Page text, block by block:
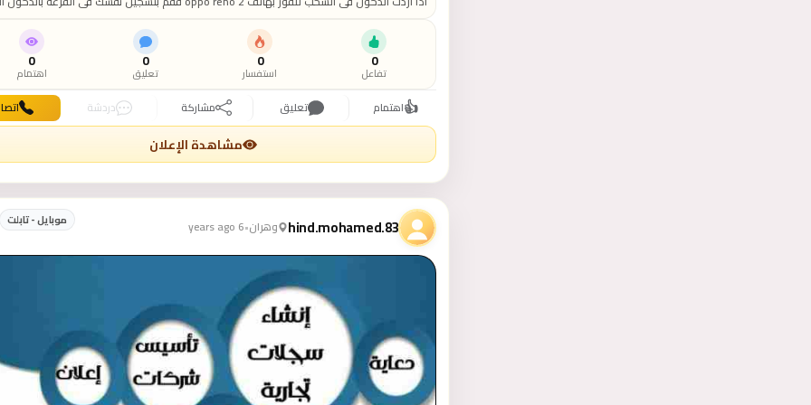
http://dz4link2.xyz/f47b
0
تفاعل
0
استفسار
0
تعليق
0
اهتمام
👍اهتمام تعليق مشاركة دردشة
مشاهدة الإعلان
hind.mohamed.83 وهران•
6 years ago موبايل - تابلت